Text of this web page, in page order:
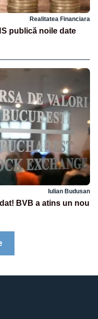
Realitatea Financiara
publică noile date
Iulian Budusan
BVB a atins un nou